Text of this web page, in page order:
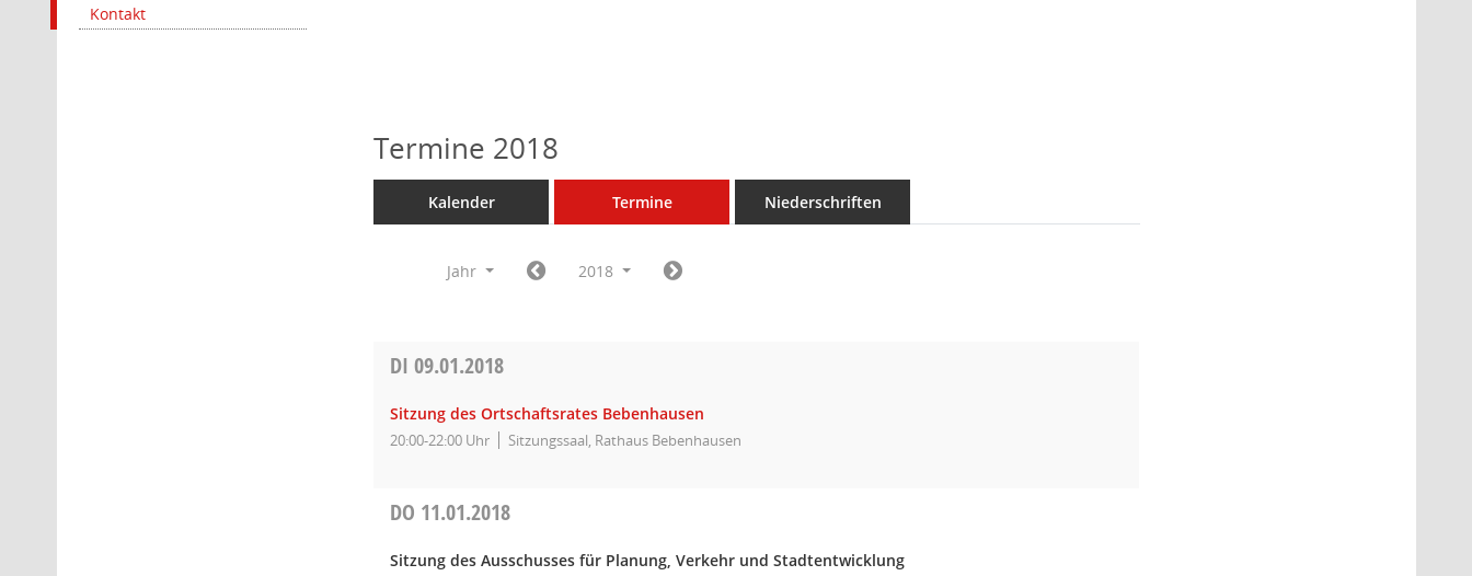
Kontakt
Termine 2018
Kalender Termine Niederschriften
Jahr 2018
DI09.01.2018
Sitzung des Ortschaftsrates Bebenhausen
20:00-22:00 Uhr Sitzungssaal, Rathaus Bebenhausen
DO 11.01.2018
Sitzung des Ausschusses für Planung, Verkehr und Stadtentwicklung